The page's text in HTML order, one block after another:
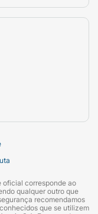
oficial corresponde ao
qualquer outro que
recomendamos
que se utilizem